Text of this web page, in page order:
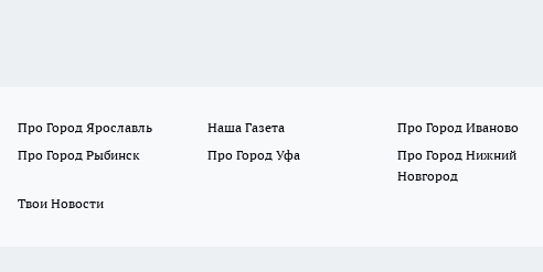
Про Город Ярославль Наша Газета
Про Город Иваново
Про Город Рыбинск Про Город Уфа
Про Город Нижний
Новгород
Твои Новости